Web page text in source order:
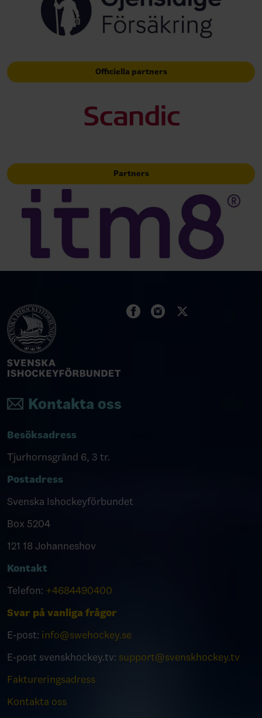
Officiella partners
Partners
Kontakta oss
Besöksadress
Tjurhornsgränd 6, 3 tr.
Postadress
Svenska Ishockeyförbundet
Box 5204
121 18 Johanneshov
Kontakt
Telefon: +4684490400
Svar på vanliga frågor
E-post: info@swehockey.se
E-post svenskhockey.tv: support@svenskhockey.tv
Faktureringsadress
Kontakta oss